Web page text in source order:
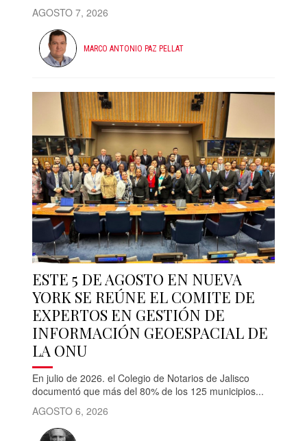
AGOSTO 7, 2026
MARCO ANTONIO PAZ PELLAT
ESTE 5 DE AGOSTO EN NUEVA
YORK SE REÚNE EL COMITE DE
EXPERTOS EN GESTIÓN DE
INFORMACIÓN GEOESPACIAL DE
LA ONU
En julio de 2026. el Colegio de Notarios de Jalisco
documentó que más del 80% de los 125 municipios...
AGOSTO 6, 2026